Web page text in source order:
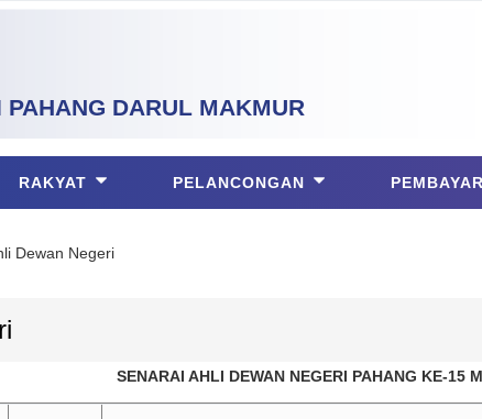
DARUL MAKMUR
RAKYAT PELANCONGAN
Dewan Negeri
SENARAI AHLI DEWAN NEGERI PAHANG KE-15